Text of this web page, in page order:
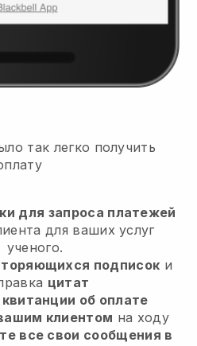
так легко получить
для запроса платежей
для ваших услуг
ученого.
подписок и
цитат
квитанции об оплате
клиентом на ходу
все свои сообщения в